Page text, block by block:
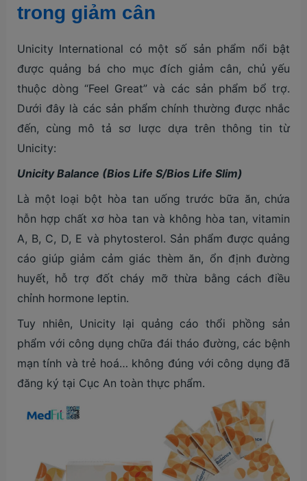
trong giảm cân
Unicity International có một số sản phẩm nổi bật
được quảng bá cho mục đích giảm cân, chủ yếu
thuộc dòng “Feel Great” và các sản phẩm bổ trợ.
Dưới đây là các sản phẩm chính thường được nhắc
đến, cùng mô tả sơ lược dựa trên thông tin từ
Unicity:
Unicity Balance (Bios Life S/Bios Life Slim)
Là một loại bột hòa tan uống trước bữa ăn, chứa
hỗn hợp chất xơ hòa tan và không hòa tan, vitamin
A, B, C, D, E và phytosterol. Sản phẩm được quảng
cáo giúp giảm cảm giác thèm ăn, ổn định đường
huyết, hỗ trợ đốt cháy mỡ thừa bằng cách điều
chỉnh hormone leptin.
Tuy nhiên, Unicity lại quảng cáo thổi phồng sản
phẩm với công dụng chữa đái tháo đường, các bệnh
mạn tính và trẻ hoá… không đúng với công dụng đã
đăng ký tại Cục An toàn thực phẩm.